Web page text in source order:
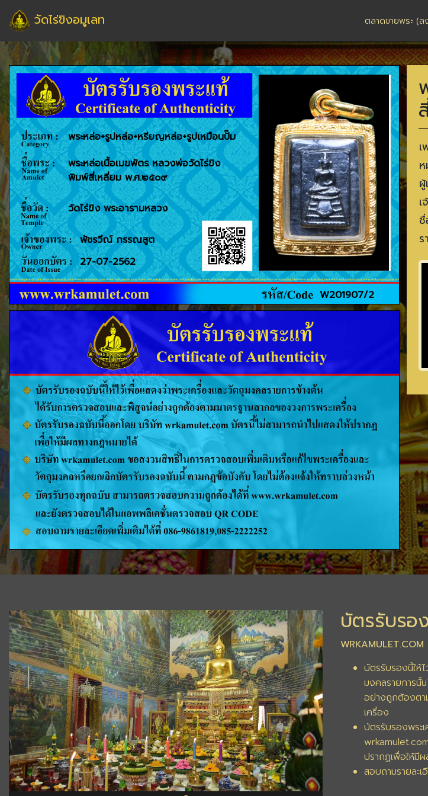
วัดไร่ขิงอมูเลท ตลาดขายพระ (ล
พระหล่อ+รูปหล่อ+หรียญหล่อ+รูปเหมือนปั๊ม
พระหล่อเนื้อเมฆพัตร หลวงพ่อวัดไร่ขิง
พิมพ์สี่เหลี่ยม พ.ศ.๒๕๐๙
วัดไร่ขิง พระอารามหลวง
พัชรวีณ์ กรรณสูต
27-07-2562
W201907/2
เ
ร
บัตรรับรอ
บัตรรับรองนี้ให้
มงคลรายการนั้
อย่างถูกต้องตา
เครื่อง
บัตรรับรองพระ
ปรากฏเพื่อให้มี
สอบถามรายละ